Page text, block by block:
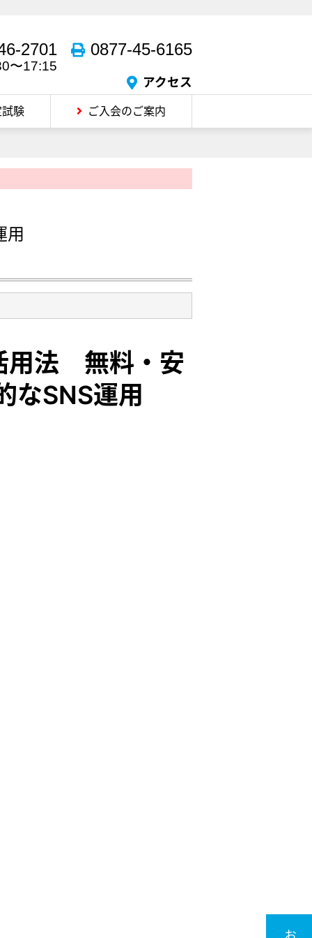
2701
〜17:15
0877-45-6165
アクセス
試験 ご入会のご案内
用
用法 無料・安
なSNS運用